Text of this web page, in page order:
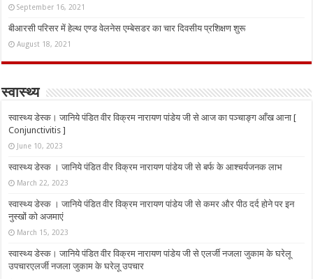
September 16, 2021
बीआरसी परिसर में हेल्थ एण्ड वेलनेस एम्बेसडर का चार दिवसीय प्रशिक्षण शुरू
August 18, 2021
स्वास्थ्य
स्वास्थ्य डेस्क। जानिये पंडित वीर विक्रम नारायण पांडेय जी से आज का पञ्चाङ्ग आँख आना [
Conjunctivitis ]
June 10, 2023
स्वास्थ्य डेस्क । जानिये पंडित वीर विक्रम नारायण पांडेय जी से बर्फ के आश्चर्यजनक लाभ
March 22, 2023
स्वास्थ्य डेस्क । जानिये पंडित वीर विक्रम नारायण पांडेय जी से कमर और पीठ दर्द होने पर इन
नुस्‍खों को अजमाएं
March 15, 2023
स्वास्थ्य डेस्क। जानिये पंडित वीर विक्रम नारायण पांडेय जी से एलर्जी नजला जुकाम के घरेलू
उपचारएलर्जी नजला जुकाम के घरेलू उपचार